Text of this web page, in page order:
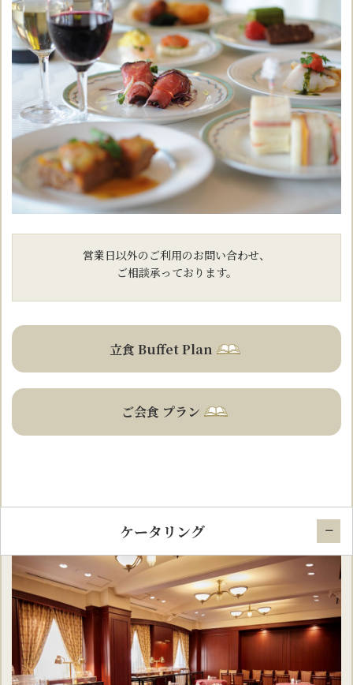
営業日以外のご利用のお問い合わせ、
ご相談承っております。
立食 Buffet Plan
ご会食 プラン
ケータリング